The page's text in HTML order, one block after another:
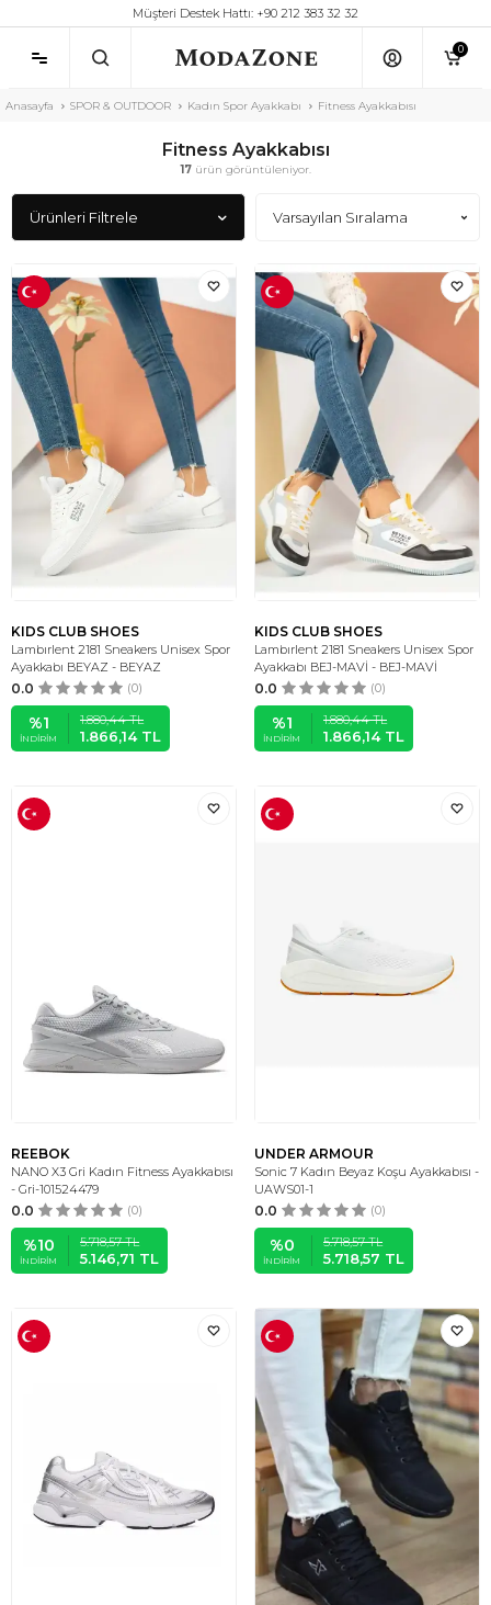
Müşteri Destek Hattı: +90 212 383 32 32
0
Anasayfa SPOR & OUTDOOR Kadın Spor Ayakkabı Fitness Ayakkabısı
Fitness Ayakkabısı
17ürün görüntüleniyor.
Ürünleri Filtrele
KIDS CLUB SHOES
Lambırlent 2181 Sneakers Unisex Spor
Ayakkabı BEYAZ - BEYAZ
0.0 (0)
%1
İNDIRIM
1.880,44TL
1.866,14TL
KIDS CLUB SHOES
Lambırlent 2181 Sneakers Unisex Spor
Ayakkabı BEJ-MAVİ - BEJ-MAVİ
0.0 (0)
%1
İNDIRIM
1.880,44TL
1.866,14TL
REEBOK
NANO X3 Gri Kadın Fitness Ayakkabısı
- Gri-101524479
0.0 (0)
%10
İNDIRIM
5.718,57TL
5.146,71 TL
UNDER ARMOUR
Sonic 7 Kadın Beyaz Koşu Ayakkabısı -
UAWS01-1
0.0 (0)
%0
İNDIRIM
5.718,57TL
5.718,57 TL